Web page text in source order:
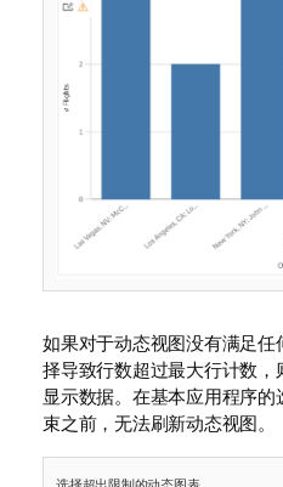
如果对于动态视图没有满足
择导致行数超过最大行计数
显示数据。在基本应用程序
束之前，无法刷新动态视图。